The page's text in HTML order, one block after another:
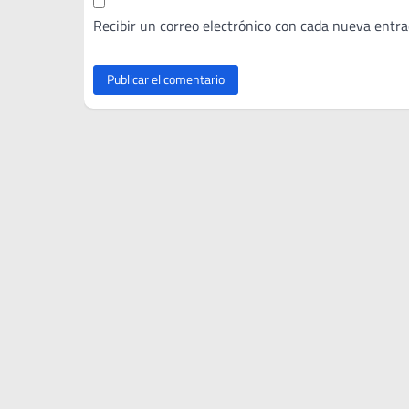
Recibir un correo electrónico con cada nueva